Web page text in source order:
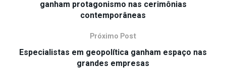
ganham protagonismo nas cerimônias
contemporâneas
Próximo Post
Especialistas em geopolítica ganham espaço nas
grandes empresas